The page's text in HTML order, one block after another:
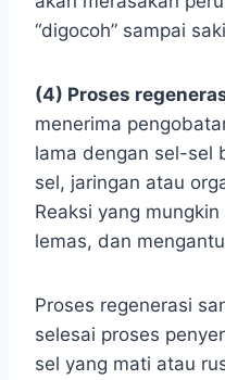
“digocoh” sampai
(4) Proses
menerima
lama dengan sel-sel
sel, jaringan atau
Reaksi yang
lemas, dan
Proses regenerasi
selesai proses
sel yang mati atau